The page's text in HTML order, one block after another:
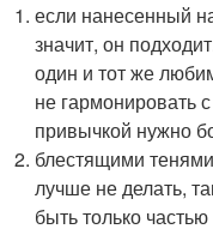
если нанесенный
значит, он
один и тот же
не гармонировать
привычкой нужно
блестящими
лучше не делать,
быть только